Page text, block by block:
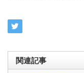
関連記事